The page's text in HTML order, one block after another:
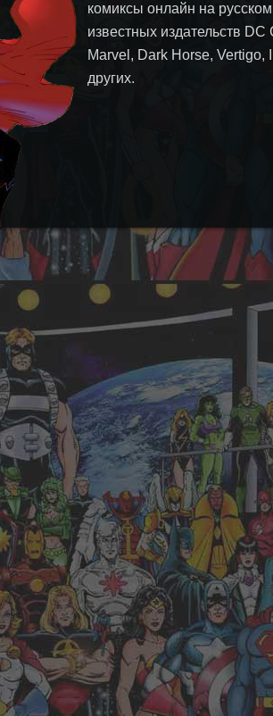
комиксы онлайн на
известных издательств DC
Marvel, Dark Horse, Vertigo,
других.